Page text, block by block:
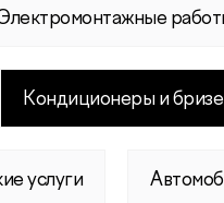
Кондиционеры и
услуги